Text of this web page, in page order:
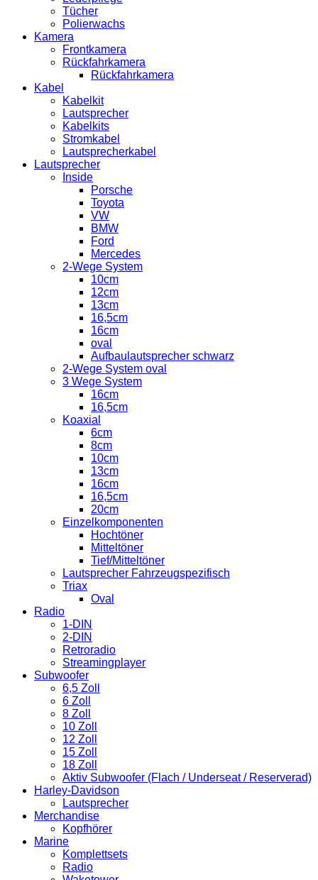
Tücher
Polierwachs
Kamera
Frontkamera
Rückfahrkamera
Rückfahrkamera
Kabel
Kabelkit
Lautsprecher
Kabelkits
Stromkabel
Lautsprecherkabel
Lautsprecher
Inside
Porsche
Toyota
VW
BMW
Ford
Mercedes
2-Wege System
10cm
12cm
13cm
16,5cm
16cm
oval
Aufbaulautsprecher schwarz
2-Wege System oval
3 Wege System
16cm
16,5cm
Koaxial
6cm
8cm
10cm
13cm
16cm
16,5cm
20cm
Einzelkomponenten
Hochtöner
Mitteltöner
Tief/Mitteltöner
Lautsprecher Fahrzeugspezifisch
Triax
Oval
Radio
1-DIN
2-DIN
Retroradio
Streamingplayer
Subwoofer
6,5 Zoll
6 Zoll
8 Zoll
10 Zoll
12 Zoll
15 Zoll
18 Zoll
Aktiv Subwoofer (Flach / Underseat / Reserverad)
Harley-Davidson
Lautsprecher
Merchandise
Kopfhörer
Marine
Komplettsets
Radio